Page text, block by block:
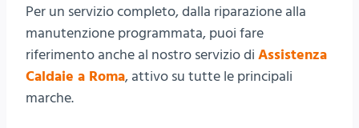
Per un servizio completo, dalla riparazione alla
manutenzione programmata, puoi fare
riferimento anche al nostro servizio di Assistenza
Caldaie a Roma, attivo su tutte le principali
marche.